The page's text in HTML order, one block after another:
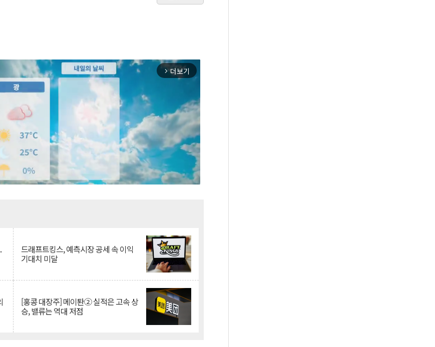
arrow_forward_ios 더보기
드래프트킹스, 예측시장 공세 속 이익
기대치 미달
[홍콩 대장주] 메이퇀② 실적은 고속 상
승, 밸류는 역대 저점